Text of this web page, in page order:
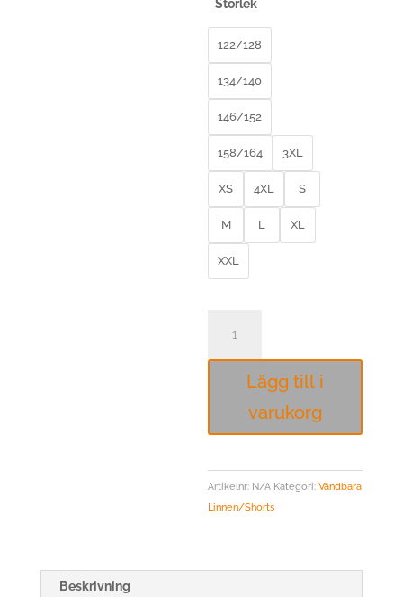
Storlek
122/128
134/140
146/152
158/164 3XL
XS 4XL S
M L XL
XXL
Vändbara
Basketshorts
ProgressLägg till i
varukorg
Artikelnr: N/A Kategori:Vändbara
Linnen/Shorts
Beskrivning